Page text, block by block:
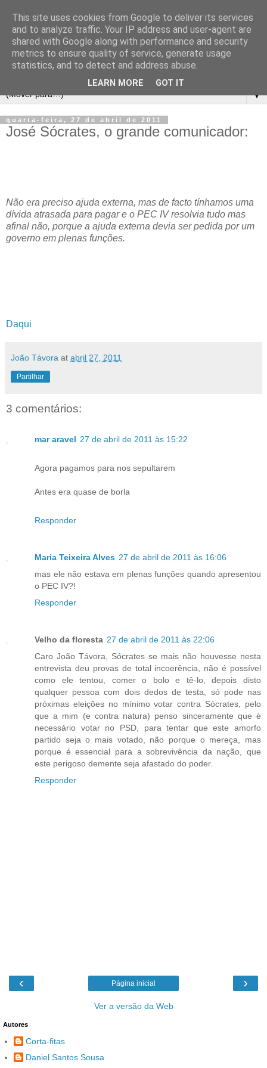
▼
quarta-feira, 27 de abril de 2011
José Sócrates, o grande comunicador:
Não era preciso ajuda externa, mas de facto tínhamos uma
dívida atrasada para pagar e o PEC IV resolvia tudo mas
afinal não, porque a ajuda externa devia ser pedida por um
governo em plenas funções.
Daqui
João Távora at abril 27, 2011
Partilhar
3 comentários:
mar aravel 27 de abril de 2011 às 15:22
Agora pagamos para nos sepultarem
Antes era quase de borla
Responder
Maria Teixeira Alves 27 de abril de 2011 às 16:06
mas ele não estava em plenas funções quando apresentou
o PEC IV?!
Responder
Velho da floresta 27 de abril de 2011 às 22:06
Caro João Távora, Sócrates se mais não houvesse nesta
entrevista deu provas de total incoerência, não é possível
como ele tentou, comer o bolo e tê-lo, depois disto
qualquer pessoa com dois dedos de testa, só pode nas
próximas eleições no mínimo votar contra Sócrates, pelo
que a mim (e contra natura) penso sinceramente que é
necessário votar no PSD, para tentar que este amorfo
partido seja o mais votado, não porque o mereça, mas
porque é essencial para a sobrevivência da nação, que
este perigoso demente seja afastado do poder.
Responder
‹ ›
Página inicial
Ver a versão da Web
Autores
Corta-fitas
Daniel Santos Sousa
This site uses cookies from Google to deliver its services
and to analyze traffic. Your IP address and user-agent are
shared with Google along with performance and security
metrics to ensure quality of service, generate usage
statistics, and to detect and address abuse.
LEARN MORE GOT IT